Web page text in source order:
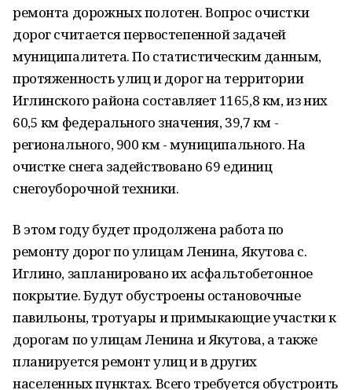
ремонта дорожных полотен. Вопрос очистки
дорог считается первостепенной задачей
муниципалитета. По статистическим данным,
протяженность улиц и дорог на территории
Иглинского района составляет 1165,8 км, из них
60,5 км федерального значения, 39,7 км -
регионального, 900 км - муниципального. На
очистке снега задействовано 69 единиц
снегоуборочной техники.
В этом году будет продолжена работа по
ремонту дорог по улицам Ленина, Якутова с.
Иглино, запланировано их асфальтобетонное
покрытие. Будут обустроены остановочные
павильоны, тротуары и примыкающие участки к
дорогам по улицам Ленина и Якутова, а также
планируется ремонт улиц и в других
населенных пунктах. Всего требуется обустроить